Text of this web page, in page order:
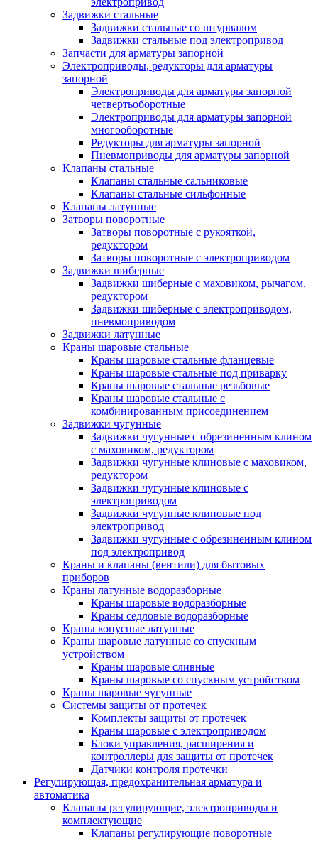
Задвижки стальные
Задвижки стальные со штурвалом
Задвижки стальные под электропривод
Запчасти для арматуры запорной
Электроприводы, редукторы для арматуры
запорной
Электроприводы для арматуры запорной
четвертьоборотные
Электроприводы для арматуры запорной
многооборотные
Редукторы для арматуры запорной
Пневмоприводы для арматуры запорной
Клапаны стальные
Клапаны стальные сальниковые
Клапаны стальные сильфонные
Клапаны латунные
Затворы поворотные
Затворы поворотные с рукояткой,
редуктором
Затворы поворотные с электроприводом
Задвижки шиберные
Задвижки шиберные с маховиком, рычагом,
редуктором
Задвижки шиберные с электроприводом,
пневмоприводом
Задвижки латунные
Краны шаровые стальные
Краны шаровые стальные фланцевые
Краны шаровые стальные под приварку
Краны шаровые стальные резьбовые
Краны шаровые стальные с
комбинированным присоединением
Задвижки чугунные
Задвижки чугунные с обрезиненным клином
с маховиком, редуктором
Задвижки чугунные клиновые с маховиком,
редуктором
Задвижки чугунные клиновые с
электроприводом
Задвижки чугунные клиновые под
электропривод
Задвижки чугунные с обрезиненным клином
под электропривод
Краны и клапаны (вентили) для бытовых
приборов
Краны латунные водоразборные
Краны шаровые водоразборные
Краны седловые водоразборные
Краны конусные латунные
Краны шаровые латунные со спускным
устройством
Краны шаровые сливные
Краны шаровые со спускным устройством
Краны шаровые чугунные
Системы защиты от протечек
Комплекты защиты от протечек
Краны шаровые с электроприводом
Блоки управления, расширения и
контроллеры для защиты от протечек
Датчики контроля протечки
Регулирующая, предохранительная арматура и
автоматика
Клапаны регулирующие, электроприводы и
комплектующие
Клапаны регулирующие поворотные